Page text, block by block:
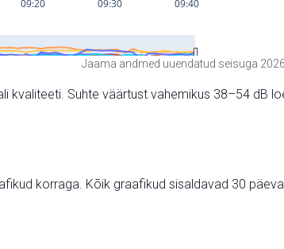
Jaama andmed uuendatud seisuga
kvaliteeti. Suhte väärtust vahemikus 38–54 dB
korraga. Kõik graafikud sisaldavad 30